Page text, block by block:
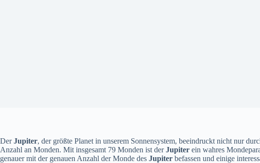
DerJupiter, der größte Planet in unserem Sonnensystem, beeindruckt nicht nur
Anzahl an Monden. Mit insgesamt 79 Monden ist derJupiter ein wahres
genauer mit der genauen Anzahl der Monde des Jupiter befassen und einige